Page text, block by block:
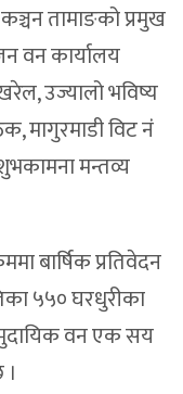
तामाङको प्रमुख
वन कार्यालय
उज्यालो भविष्य
मागुरमाडी विट नंं
मन्तव्य
बार्षिक प्रतिवेदन
५५० घरधुरीका
वन एक सय